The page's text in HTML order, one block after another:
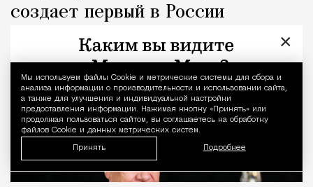
Уведомление
Мы используем файлы Сookie и метрические системы для сбора и
анализа информации о производительности и использовании сайта,
а также для улучшения и индивидуальной настройки
предоставления информации. Нажимая кнопку «Принять» или
продолжая пользоваться сайтом, вы соглашаетесь на обработку
файлов Cookie и данных метрических систем.
Принять Подробнее
создает первый в России
джазовый вуз. Он может
открыться в Москве
Город Николай Спиридонов
×